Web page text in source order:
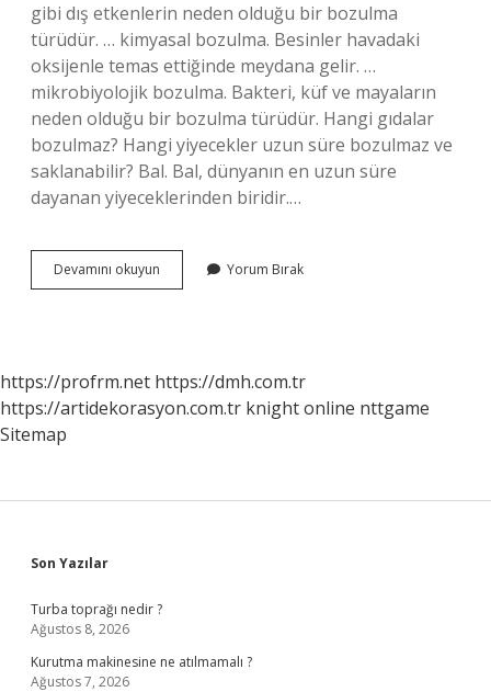
gibi dış etkenlerin neden olduğu bir bozulma
türüdür. … kimyasal bozulma. Besinler havadaki
oksijenle temas ettiğinde meydana gelir. …
mikrobiyolojik bozulma. Bakteri, küf ve mayaların
neden olduğu bir bozulma türüdür. Hangi gıdalar
bozulmaz? Hangi yiyecekler uzun süre bozulmaz ve
saklanabilir? Bal. Bal, dünyanın en uzun süre
dayanan yiyeceklerinden biridir.…
Devamını okuyun
Bozulmaları
Yorum Bırak
https://profrm.net https://dmh.com.tr
https://artidekorasyon.com.tr knight online nttgame
Sitemap
Sidebar
Son Yazılar
Turba toprağı nedir ?
Ağustos 8, 2026
Kurutma makinesine ne atılmamalı ?
Ağustos 7, 2026